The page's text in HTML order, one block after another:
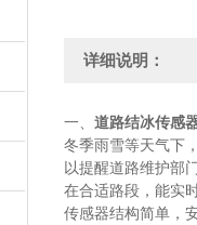
详细说明：
一、 道路结冰传感
冬季雨雪等天气下
以提醒道路维护部
在合适路段，能实
传感器结构简单，